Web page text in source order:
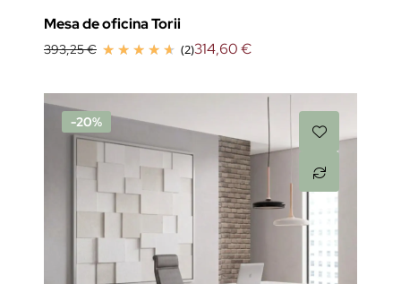
Mesa de oficina Torii
393,25 € (2)314,60 €
-20%